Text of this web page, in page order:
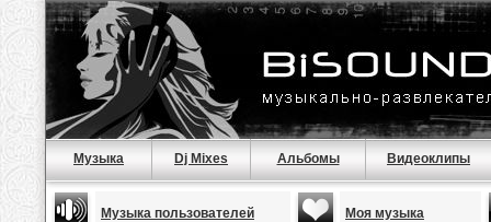
Музыка Dj Mixes Альбомы Видеоклипы
Музыка пользователей Моя музыка